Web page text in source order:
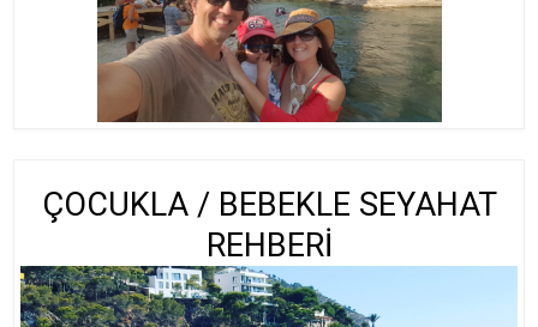
ÇOCUKLA / BEBEKLE SEYAHAT
REHBERİ